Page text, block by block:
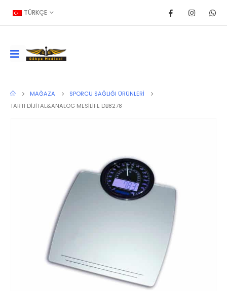
TÜRKÇE
MAĞAZA
SPORCU SAĞLIĞI ÜRÜNLERI
TARTI DİJİTAL&ANALOG MESİLİFE DB8278